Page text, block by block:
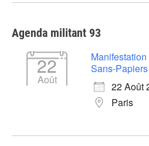
Agenda militant 93
22
Août
Sans-
22 Août
Paris